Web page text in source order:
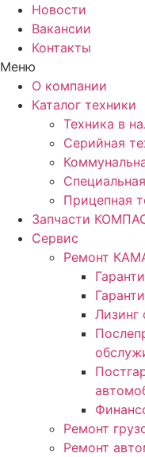
Новости
Вакансии
Контакты
Меню
О компании
Каталог техники
Техника в
Серийная
Прицепная
Запчасти
Сервис
Ремонт
Лизинг
Ремонт
Ремонт